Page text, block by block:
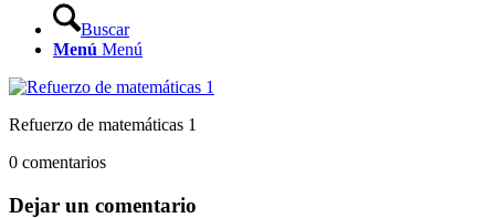
Buscar
Menú Menú
Refuerzo de matemáticas 1
0 comentarios
Dejar un comentario